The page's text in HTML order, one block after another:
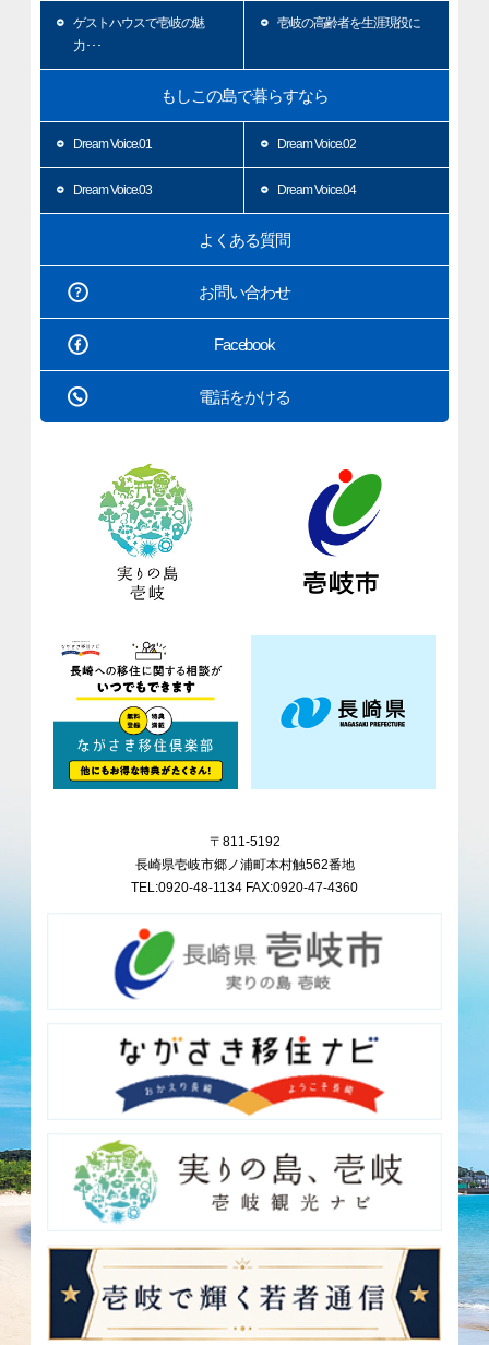
ゲストハウスで壱岐の魅
力･･･
壱岐の高齢者を生涯現役に
もしこの島で暮らすなら
Dream Voice.01 Dream Voice.02
Dream Voice.03 Dream Voice.04
よくある質問
お問い合わせ
Facebook
電話をかける
〒811-5192
長崎県壱岐市郷ノ浦町本村触562番地
TEL:0920-48-1134 FAX:0920-47-4360